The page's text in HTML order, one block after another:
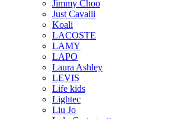
Jimmy Choo
Just Cavalli
Koali
LACOSTE
LAMY
LAPO
Laura Ashley
LEVIS
Life kids
Lightec
Liu Jo